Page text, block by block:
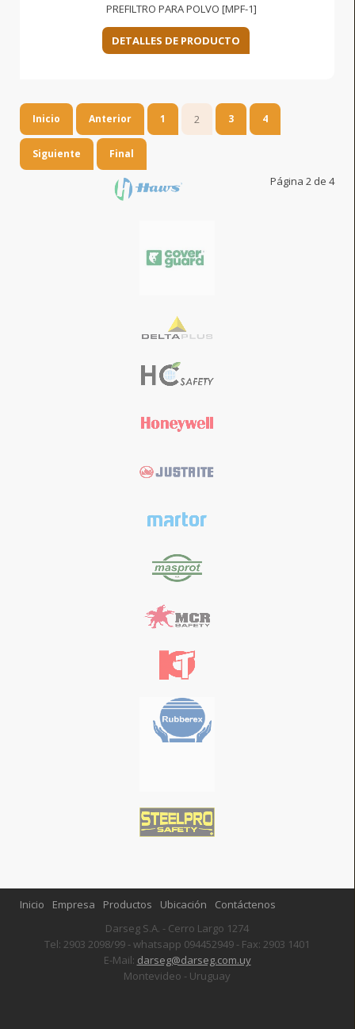
PREFILTRO PARA POLVO [MPF-1]
DETALLES DE PRODUCTO
Inicio Anterior 1 2 3 4
Siguiente Final
Página 2 de 4
Inicio Empresa Productos Ubicación
Contáctenos
Darseg S.A. - Cerro Largo 1274
Tel: 2903 2098/99 - whatsapp 094452949 - Fax: 2903 1401
E-Mail: darseg@darseg.com.uy
Montevideo - Uruguay